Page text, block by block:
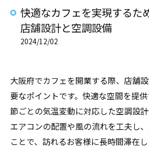
快適なカフェを実現するた
店舗設計と空調設備
2024/12/02
大阪府でカフェを開業する際、店舗
要なポイントです。快適な空間を提
節ごとの気温変動に対応した空調設計
エアコンの配置や風の流れを工夫し
ことで、訪れるお客様に長時間滞在